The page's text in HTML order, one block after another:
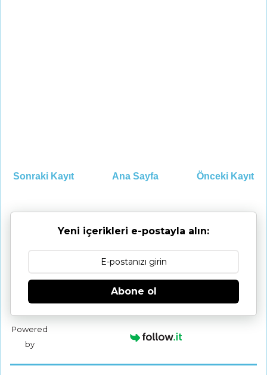
Sonraki Kayıt Önceki Kayıt
Ana Sayfa
Yeni içerikleri e-postayla alın:
Abone ol
Powered
by